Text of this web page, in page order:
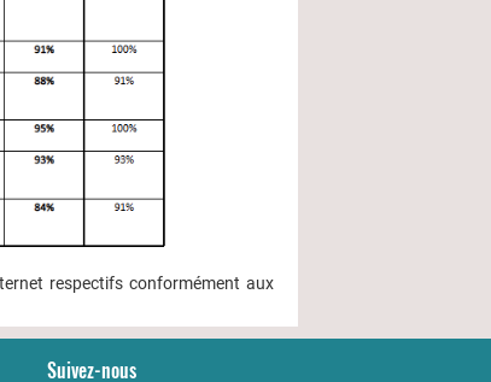
respectifs conformément aux
Suivez-nous